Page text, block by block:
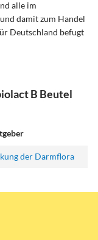
alle im
damit zum Handel
Deutschland befugt
B Beutel
der Darmflora